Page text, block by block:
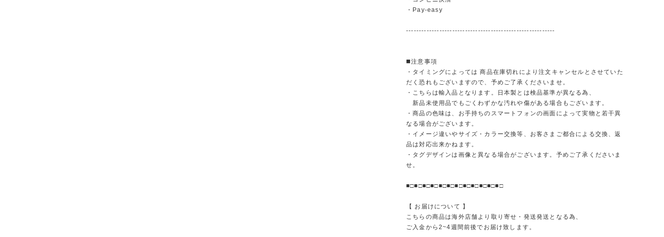
・Pay-easy
----------------------------------------------------------
◼️注意事項
・タイミングによっては 商品在庫切れにより注文キャンセルとさせていた
だく恐れもございますので、予めご了承くださいませ。
・こちらは輸入品となります。日本製とは検品基準が異なる為、
新品未使用品でもごくわずかな汚れや傷がある場合もございます。
・商品の色味は、お手持ちのスマートフォンの画面によって実物と若干異
なる場合がございます。
・イメージ違いやサイズ・カラー交換等、お客さまご都合による交換、返
品は対応出来かねます。
・タグデザインは画像と異なる場合がございます。予めご了承くださいま
せ。
■□■□■□■□■□■□■□■□■□■□■□■□
【 お届けについて 】
こちらの商品は海外店舗より取り寄せ・発送発送となる為、
ご入金から2~4週間前後でお届け致します。